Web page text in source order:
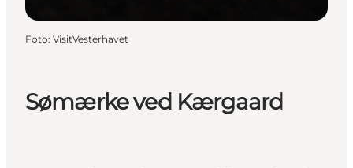
Sømærke ved Kærgaard
Foto: VisitVesterhavet